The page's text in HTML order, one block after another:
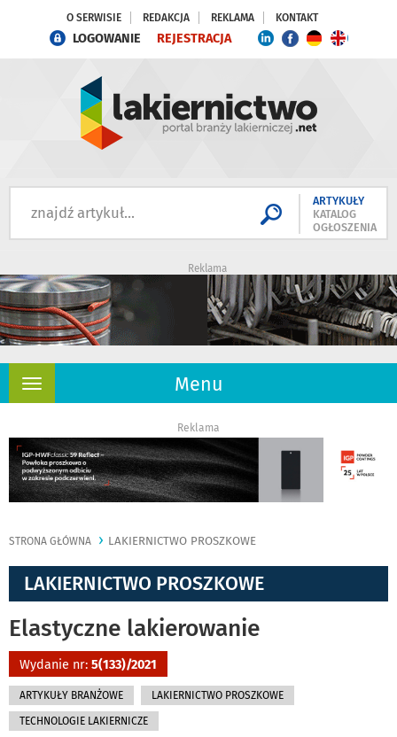
O SERWISIE REDAKCJA REKLAMA KONTAKT
LOGOWANIE REJESTRACJA
ARTYKUŁY
KATALOG
OGŁOSZENIA
Reklama
Menu
Rozwiń
Reklama
STRONA GŁÓWNA LAKIERNICTWO PROSZKOWE
LAKIERNICTWO PROSZKOWE
Elastyczne lakierowanie
Wydanie nr: 5(133)/2021
ARTYKUŁY BRANŻOWE LAKIERNICTWO PROSZKOWE
TECHNOLOGIE LAKIERNICZE